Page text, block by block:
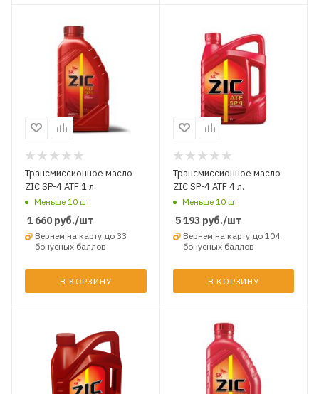
Трансмиссионное масло
ZIC SP-4 ATF 1 л.
Меньше 10 шт
1 660 руб./шт
Вернем на карту до 33
бонусных баллов
В КОРЗИНУ
Трансмиссионное масло
ZIC SP-4 ATF 4 л.
Меньше 10 шт
5 193 руб./шт
Вернем на карту до 104
бонусных баллов
В КОРЗИНУ